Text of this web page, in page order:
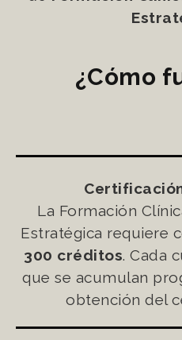
¿Cómo
La Formación
Estratégica requiere
300 créditos. Cada
que se acumulan
obtención del